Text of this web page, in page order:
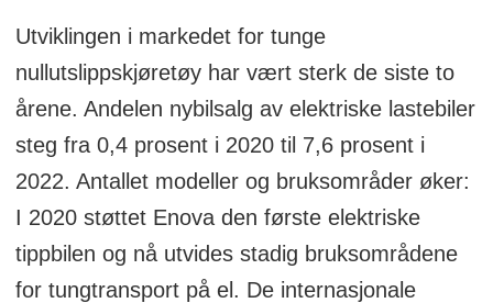
Utviklingen i markedet for tunge
nullutslippskjøretøy har vært sterk de siste to
årene. Andelen nybilsalg av elektriske lastebiler
steg fra 0,4 prosent i 2020 til 7,6 prosent i
2022. Antallet modeller og bruksområder øker:
I 2020 støttet Enova den første elektriske
tippbilen og nå utvides stadig bruksområdene
for tungtransport på el. De internasjonale